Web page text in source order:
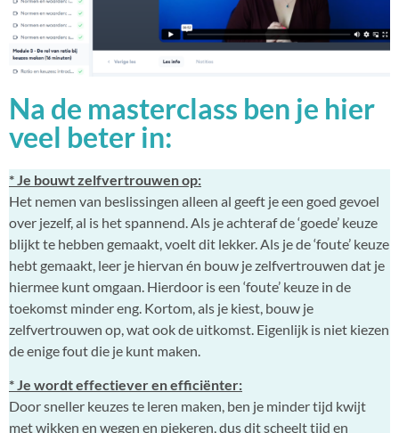
Na de masterclass ben je hier
veel beter in:
* Je bouwt zelfvertrouwen op:
Het nemen van beslissingen alleen al geeft je een goed gevoel
over jezelf, al is het spannend. Als je achteraf de ‘goede’ keuze
blijkt te hebben gemaakt, voelt dit lekker. Als je de ‘foute’ keuze
hebt gemaakt, leer je hiervan én bouw je zelfvertrouwen dat je
hiermee kunt omgaan. Hierdoor is een ‘foute’ keuze in de
toekomst minder eng. Kortom, als je kiest, bouw je
zelfvertrouwen op, wat ook de uitkomst. Eigenlijk is niet kiezen
de enige fout die je kunt maken.
* Je wordt effectiever en efficiënter:
Door sneller keuzes te leren maken, ben je minder tijd kwijt
met wikken en wegen en piekeren, dus dit scheelt tijd en